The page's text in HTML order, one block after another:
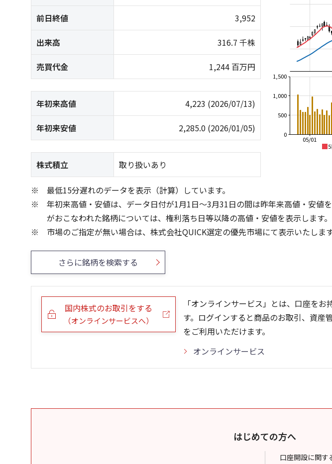
前日終値 3,952
出来高 316.7 千株
売買代金 1,244 百万円
年初来高値 4,223 (2026/07/13)
年初来安値 2,285.0 (2026/01/05)
株式積立 取り扱いあり
05/01
0
500
1,000
1,500
0
0
200
最低15分遅れのデータを表示（計算）しています。
年初来高値・安値は、データ日付が1月1日～3月31日の間は昨年来高値・安値
がおこなわれた銘柄については、権利落ち日等以降の高値・安値を表示します。
市場のご指定が無い場合は、株式会社QUICK選定の優先市場にて表示いたします
さらに銘柄を検索する
国内株式のお取引をする
（オンラインサービスへ）
「オンラインサービス」とは、口座を
す。ログインすると商品のお取引、資産
をご利用いただけます。
オンラインサービス
はじめての方へ
口座開設に関す